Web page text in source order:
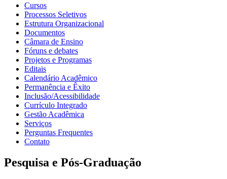
Cursos
Processos Seletivos
Estrutura Organizacional
Documentos
Câmara de Ensino
Fóruns e debates
Projetos e Programas
Editais
Calendário Acadêmico
Permanência e Êxito
Inclusão/Acessibilidade
Currículo Integrado
Gestão Acadêmica
Serviços
Perguntas Frequentes
Contato
Pesquisa e Pós-Graduação